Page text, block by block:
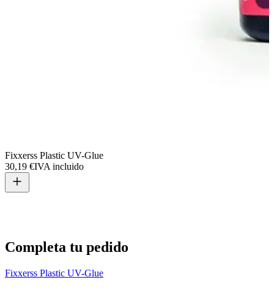
Fixxerss Plastic UV-Glue
30,19 €IVA incluido
Completa tu pedido
Fixxerss Plastic UV-Glue